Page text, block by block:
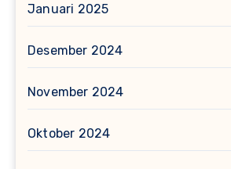
Januari 2025
Desember 2024
November 2024
Oktober 2024